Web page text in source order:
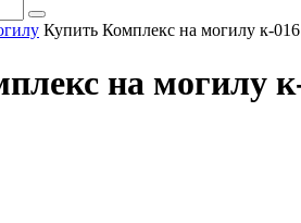
Купить Комплекс на могилу к-016
на могилу